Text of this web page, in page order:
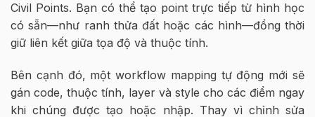
Civil Points. Bạn có thể tạo point trực tiếp từ hình học
có sẵn—như ranh thửa đất hoặc các hình—đồng thời
giữ liên kết giữa tọa độ và thuộc tính.
Bên cạnh đó, một workflow mapping tự động mới sẽ
gán code, thuộc tính, layer và style cho các điểm ngay
khi chúng được tạo hoặc nhập. Thay vì chỉnh sửa